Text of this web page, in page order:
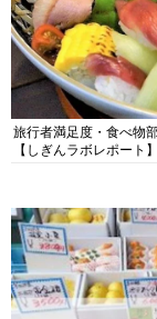
旅行者満足度・食べ物
【しぎんラボレポート】